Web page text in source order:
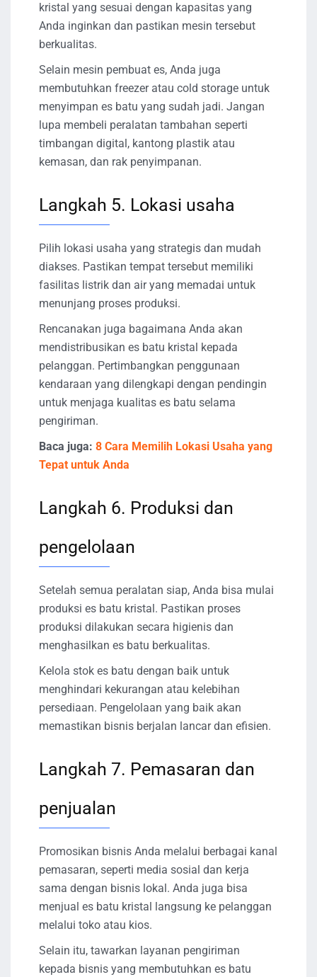
kristal yang sesuai dengan kapasitas yang
Anda inginkan dan pastikan mesin tersebut
berkualitas.
Selain mesin pembuat es, Anda juga
membutuhkan freezer atau cold storage untuk
menyimpan es batu yang sudah jadi. Jangan
lupa membeli peralatan tambahan seperti
timbangan digital, kantong plastik atau
kemasan, dan rak penyimpanan.
Langkah 5. Lokasi usaha
Pilih lokasi usaha yang strategis dan mudah
diakses. Pastikan tempat tersebut memiliki
fasilitas listrik dan air yang memadai untuk
menunjang proses produksi.
Rencanakan juga bagaimana Anda akan
mendistribusikan es batu kristal kepada
pelanggan. Pertimbangkan penggunaan
kendaraan yang dilengkapi dengan pendingin
untuk menjaga kualitas es batu selama
pengiriman.
Baca juga: 8 Cara Memilih Lokasi Usaha yang
Tepat untuk Anda
Langkah 6. Produksi dan
pengelolaan
Setelah semua peralatan siap, Anda bisa mulai
produksi es batu kristal. Pastikan proses
produksi dilakukan secara higienis dan
menghasilkan es batu berkualitas.
Kelola stok es batu dengan baik untuk
menghindari kekurangan atau kelebihan
persediaan. Pengelolaan yang baik akan
memastikan bisnis berjalan lancar dan efisien.
Langkah 7. Pemasaran dan
penjualan
Promosikan bisnis Anda melalui berbagai kanal
pemasaran, seperti media sosial dan kerja
sama dengan bisnis lokal. Anda juga bisa
menjual es batu kristal langsung ke pelanggan
melalui toko atau kios.
Selain itu, tawarkan layanan pengiriman
kepada bisnis yang membutuhkan es batu